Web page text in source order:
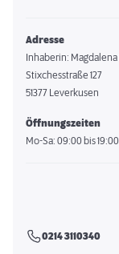
Adresse
Inhaberin:
Stixchesstraße 127
51377 Leverkusen
Öffnungszeiten
Mo-Sa: 09:00 bis
0214 3110340